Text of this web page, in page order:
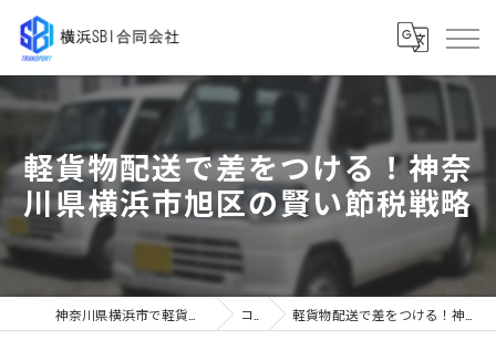
軽貨物配送で差をつける！神奈
川県横浜市旭区の賢い節税戦略
コラム 軽貨物配送で差をつける！神奈川県横浜市旭区の賢い節税戦略